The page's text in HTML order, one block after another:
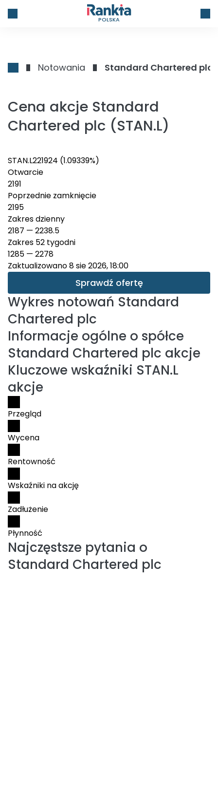
POLSKA
Notowania Standard Chartered plc
Cena akcje Standard
Chartered plc (STAN.L)
STAN.L221924 (1.09339%)
Otwarcie
2191
Poprzednie zamknięcie
2195
Zakres dzienny
2187 — 2238.5
Zakres 52 tygodni
1285 — 2278
Zaktualizowano 8 sie 2026, 18:00
Sprawdź ofertę
Wykres notowań Standard
Chartered plc
Informacje ogólne o spółce
Standard Chartered plc akcje
Kluczowe wskaźniki STAN.L
akcje
Przegląd
Wycena
Rentowność
Wskaźniki na akcję
Zadłużenie
Płynność
Najczęstsze pytania o
Standard Chartered plc